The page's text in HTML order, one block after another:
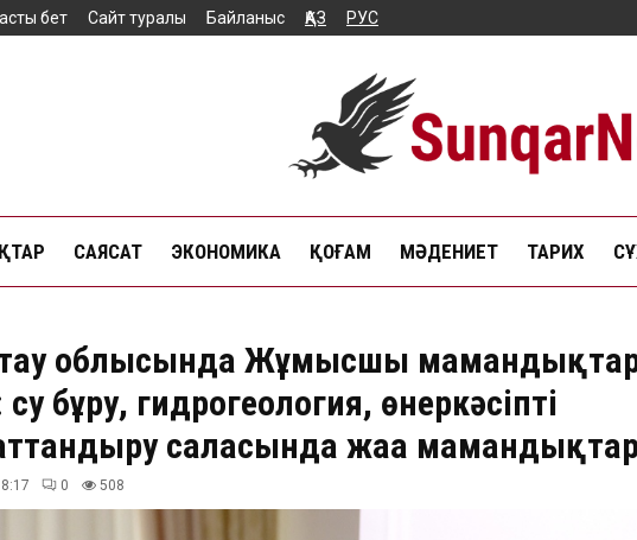
бет Сайт туралы Байланыс ҚАЗ РУС
САЯСАТ ЭКОНОМИКА ҚОҒАМ МӘДЕНИЕТ ТАРИХ
облысында Жұмысшы
бұру, гидрогеология, өнеркәсіпті
саласында жаңа
0 508